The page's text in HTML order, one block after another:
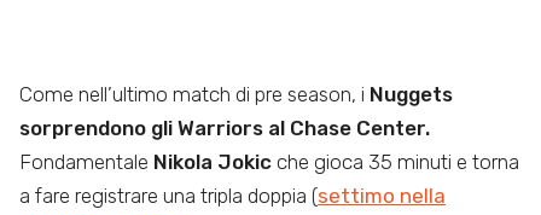
Come nell’ultimo match di pre season, i Nuggets
sorprendono gli Warriors al Chase Center.
Fondamentale Nikola Jokic che gioca 35 minuti e torna
a fare registrare una tripla doppia (settimo nella